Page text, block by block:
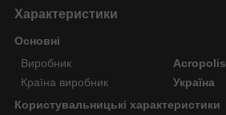
Характеристики
Основні
Виробник
Acropolis
Країна виробник
Україна
Користувальницькі характеристики